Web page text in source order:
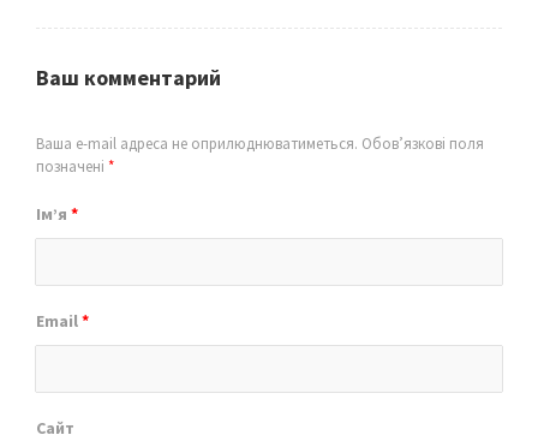
Ваш комментарий
Ваша e-mail адреса не оприлюднюватиметься. Обов’язкові поля
позначені *
Ім’я *
Email*
Сайт